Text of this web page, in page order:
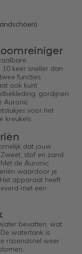
keer sneller dan
functies
ook kunt
gordijnen
Auronic
voor het
kreukels.
dat jouw
stof en zand:
de Auronic
waardoor je
apparaat heeft
met een
bevatten, wat
watertank is
razendsnel weer